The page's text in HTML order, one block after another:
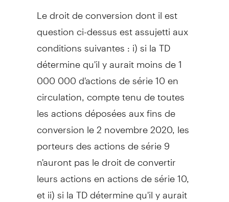
Le droit de conversion dont il est
question ci-dessus est assujetti aux
conditions suivantes : i) si la TD
détermine qu'il y aurait moins de 1
000 000 d'actions de série 10 en
circulation, compte tenu de toutes
les actions déposées aux fins de
conversion le 2 novembre 2020, les
porteurs des actions de série 9
n'auront pas le droit de convertir
leurs actions en actions de série 10,
et ii) si la TD détermine qu'il y aurait